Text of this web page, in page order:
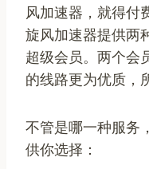
风加速器，就得付
旋风加速器提供两
超级会员。两个会
的线路更为优质，
不管是哪一种服务
供你选择：